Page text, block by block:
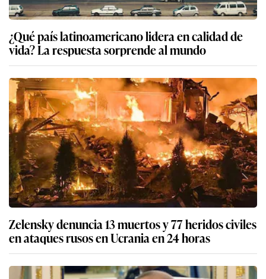
¿Qué país latinoamericano lidera en calidad de
vida? La respuesta sorprende al mundo
Zelensky denuncia 13 muertos y 77 heridos civiles
en ataques rusos en Ucrania en 24 horas